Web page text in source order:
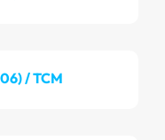
/ TCM